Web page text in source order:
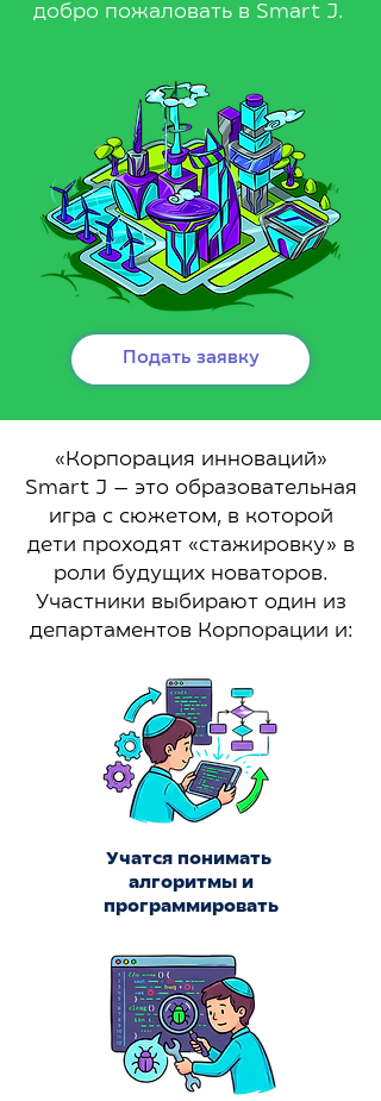
добро пожаловать в Smart J.
Подать заявку
«Корпорация инноваций»
Smart J — это образовательная
игра с сюжетом, в которой
дети проходят «стажировку» в
роли будущих новаторов.
Участники выбирают один из
департаментов Корпорации и:
Учатся понимать
алгоритмы и
программировать